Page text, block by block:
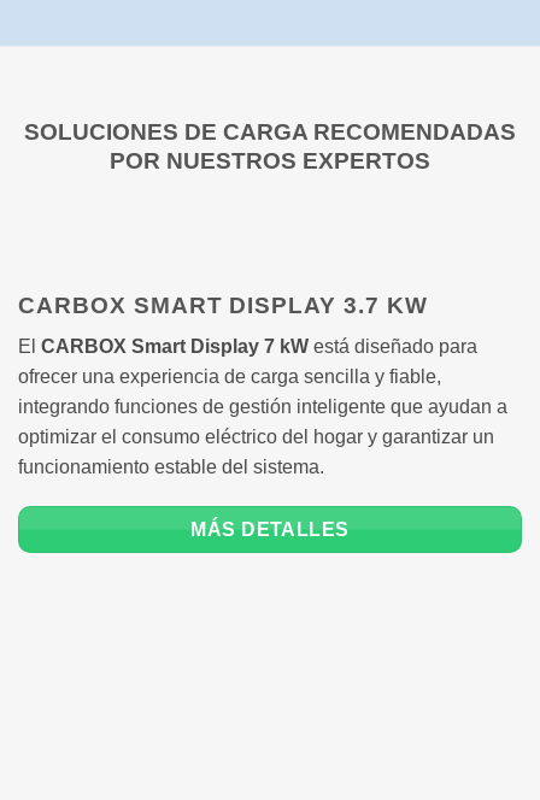
SOLUCIONES DE CARGA RECOMENDADAS
POR NUESTROS EXPERTOS
CARBOX SMART DISPLAY 3.7 KW
El CARBOX Smart Display 7 kW está diseñado para
ofrecer una experiencia de carga sencilla y fiable,
integrando funciones de gestión inteligente que ayudan a
optimizar el consumo eléctrico del hogar y garantizar un
funcionamiento estable del sistema.
MÁS DETALLES